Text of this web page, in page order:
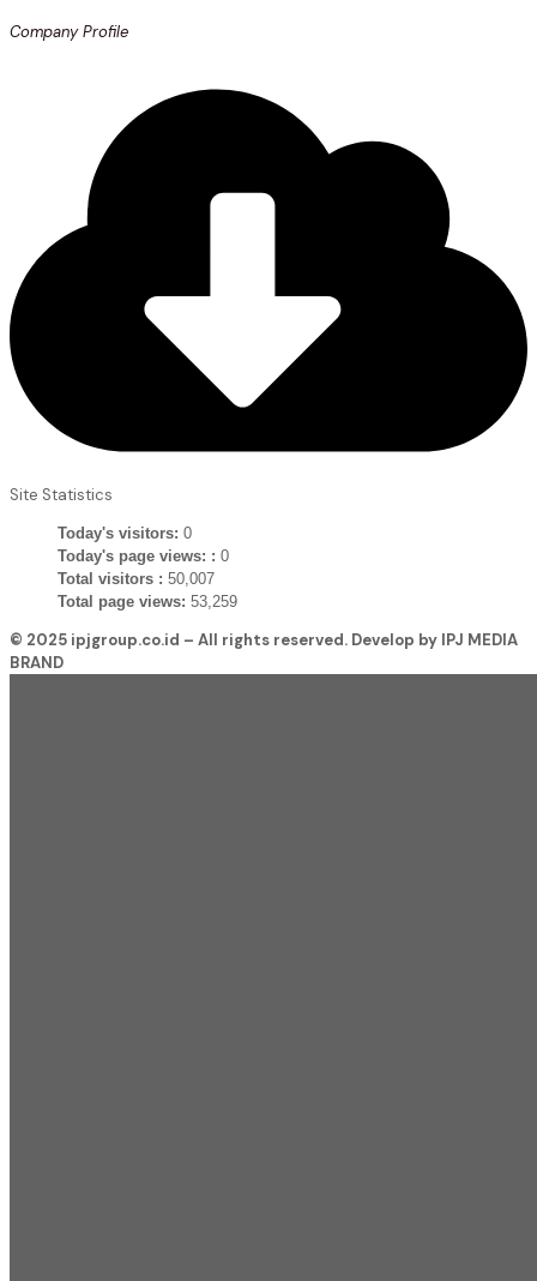
Company Profile
Site Statistics
Today's visitors: 0
Today's page views: : 0
Total visitors : 50,007
Total page views: 53,259
© 2025 ipjgroup.co.id – All rights reserved. Develop by IPJ MEDIA
BRAND